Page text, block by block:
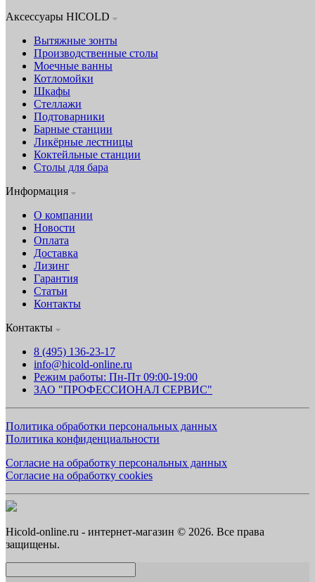
Аксессуары HICOLD
Вытяжные зонты
Производственные столы
Моечные ванны
Котломойки
Шкафы
Стеллажи
Подтоварники
Барные станции
Ликёрные лестницы
Коктейльные станции
Столы для бара
Информация
О компании
Новости
Оплата
Доставка
Лизинг
Гарантия
Статьи
Контакты
Контакты
8 (495) 136-23-17
info@hicold-online.ru
Режим работы: Пн-Пт 09:00-19:00
ЗАО "ПРОФЕССИОНАЛ СЕРВИС"
Политика обработки персональных данных
Политика конфиденциальности
Согласие на обработку персональных данных
Согласие на обработку cookies
Hicold-online.ru - интернет-магазин © 2026. Все права
защищены.